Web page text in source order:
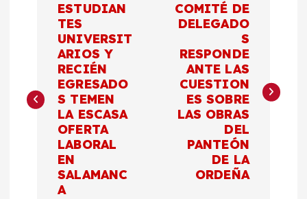
e
ESTUDIAN
TES
UNIVERSIT
ARIOS Y
RECIÉN
EGRESADO
S TEMEN
LA ESCASA
OFERTA
LABORAL
EN
SALAMANC
A
COMITÉ DE
DELEGADO
S
RESPONDE
ANTE LAS
CUESTION
ES SOBRE
LAS OBRAS
DEL
PANTEÓN
DE LA
ORDEÑA